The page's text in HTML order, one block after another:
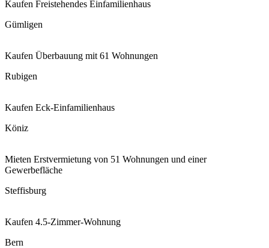
Kaufen Freistehendes Einfamilienhaus
Gümligen
Kaufen Überbauung mit 61 Wohnungen
Rubigen
Kaufen Eck-Einfamilienhaus
Köniz
Mieten Erstvermietung von 51 Wohnungen und einer
Gewerbefläche
Steffisburg
Kaufen 4.5-Zimmer-Wohnung
Bern